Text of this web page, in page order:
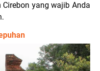
yang wajib Anda